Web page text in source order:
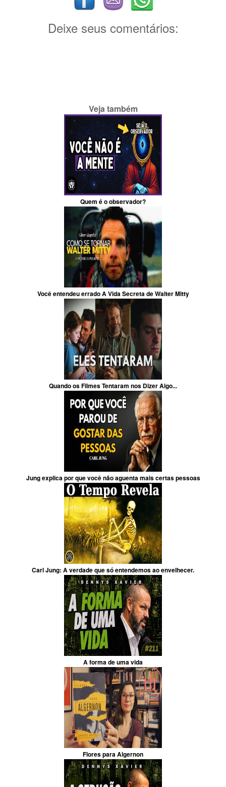
Deixe seus comentários:
Veja também
Quem é o observador?
Você entendeu errado A Vida Secreta de Walter Mitty
Quando os Filmes Tentaram nos Dizer Algo...
Jung explica por que você não aguenta mais certas pessoas
Carl Jung: A verdade que só entendemos ao envelhecer.
A forma de uma vida
Flores para Algernon